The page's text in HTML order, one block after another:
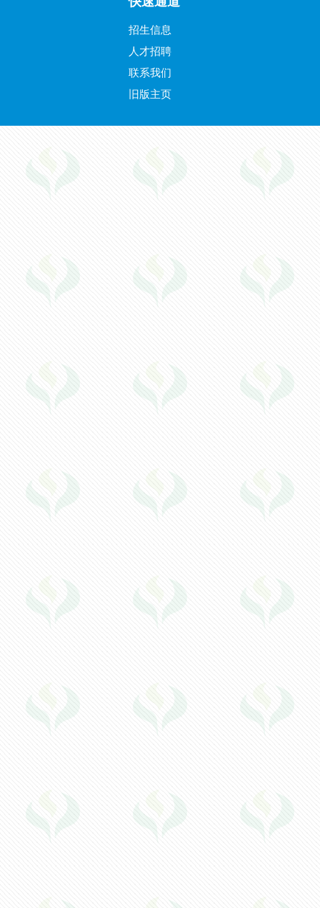
招生信息
人才招聘
联系我们
旧版主页